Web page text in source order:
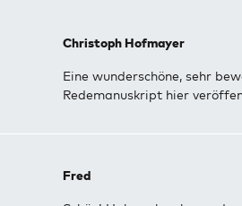
Christoph Hofmayer
Eine wunderschöne, sehr
Redemanuskript hier
Fred